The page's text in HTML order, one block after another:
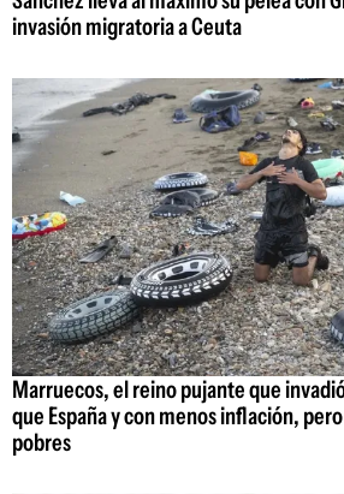
invasión migratoria a Ceuta
Marruecos, el reino pujante que
que España y con menos inflación,
pobres